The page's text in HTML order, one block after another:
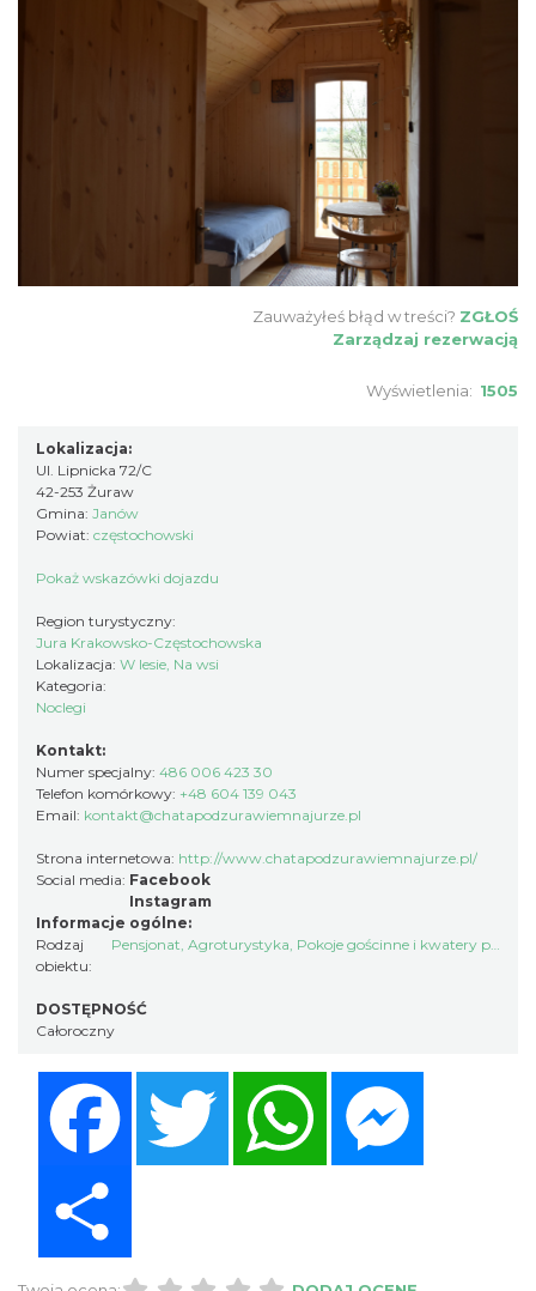
Zauważyłeś błąd w treści? ZGŁOŚ
Zarządzaj rezerwacją
Wyświetlenia: 1505
Lokalizacja:
Ul. Lipnicka 72/C
42-253 Żuraw
Gmina: Janów
Powiat: częstochowski
Pokaż wskazówki dojazdu
Region turystyczny:
Jura Krakowsko-Częstochowska
Lokalizacja: W lesie, Na wsi
Kategoria:
Noclegi
Kontakt:
Numer specjalny: 486 006 423 30
Telefon komórkowy: +48 604 139 043
Email: kontakt@chatapodzurawiemnajurze.pl
Strona internetowa: http://www.chatapodzurawiemnajurze.pl/
Social media: Facebook
Instagram
Informacje ogólne:
Rodzaj
obiektu:
Pensjonat, Agroturystyka, Pokoje gościnne i kwatery prywatne
DOSTĘPNOŚĆ
Całoroczny
Twitter WhatsApp